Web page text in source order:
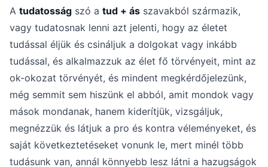
A tudatosság szó a tud + ás szavakból származik,
vagy tudatosnak lenni azt jelenti, hogy az életet
tudással éljük és csináljuk a dolgokat vagy inkább
tudással, és alkalmazzuk az élet fő törvényeit, mint az
ok-okozat törvényét, és mindent megkérdőjelezünk,
még semmit sem hiszünk el abból, amit mondok vagy
mások mondanak, hanem kiderítjük, vizsgáljuk,
megnézzük és látjuk a pro és kontra véleményeket, és
saját következtetéseket vonunk le, mert minél több
tudásunk van, annál könnyebb lesz látni a hazugságok